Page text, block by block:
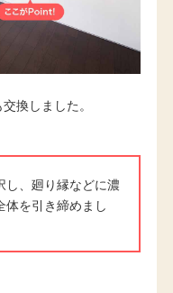
換しました。
し、廻り縁などに濃
体を引き締めまし